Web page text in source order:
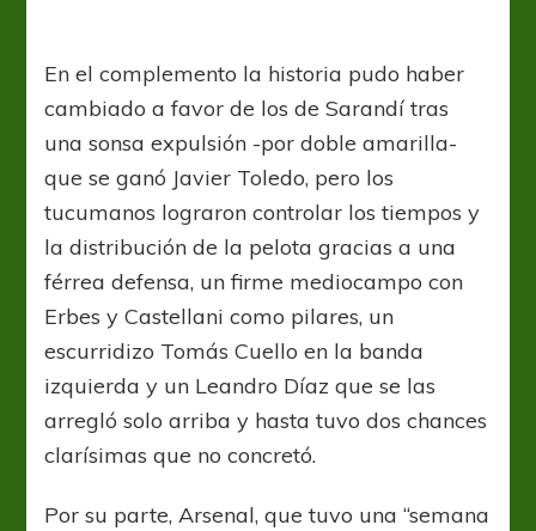
En el complemento la historia pudo haber
cambiado a favor de los de Sarandí tras
una sonsa expulsión -por doble amarilla-
que se ganó Javier Toledo, pero los
tucumanos lograron controlar los tiempos y
la distribución de la pelota gracias a una
férrea defensa, un firme mediocampo con
Erbes y Castellani como pilares, un
escurridizo Tomás Cuello en la banda
izquierda y un Leandro Díaz que se las
arregló solo arriba y hasta tuvo dos chances
clarísimas que no concretó.
Por su parte, Arsenal, que tuvo una “semana